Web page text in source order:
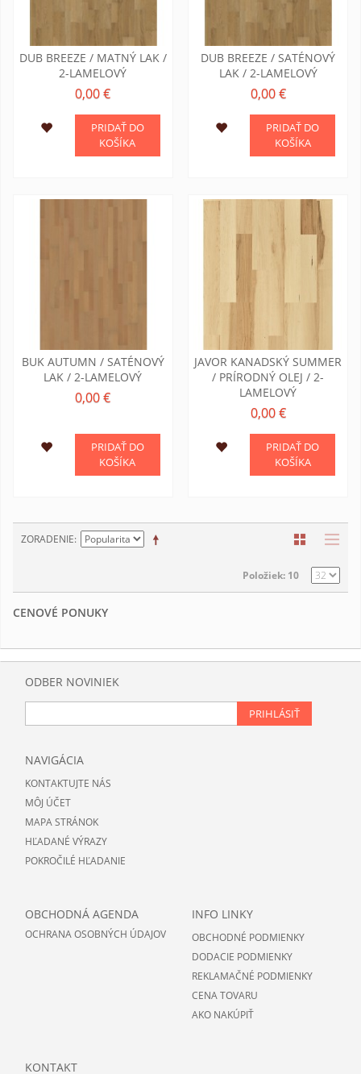
DUB BREEZE / MATNÝ LAK /
2-LAMELOVÝ
0,00 €
PRIDAŤ DO
KOŠÍKA
DUB BREEZE / SATÉNOVÝ
LAK / 2-LAMELOVÝ
0,00 €
PRIDAŤ DO
KOŠÍKA
BUK AUTUMN / SATÉNOVÝ
LAK / 2-LAMELOVÝ
0,00 €
PRIDAŤ DO
KOŠÍKA
JAVOR KANADSKÝ SUMMER
/ PRÍRODNÝ OLEJ / 2-
LAMELOVÝ
0,00 €
PRIDAŤ DO
KOŠÍKA
ZORADENIE
Položiek: 10
CENOVÉ PONUKY
ODBER NOVINIEK
PRIHLÁSIŤ
NAVIGÁCIA
KONTAKTUJTE NÁS
MÔJ ÚČET
MAPA STRÁNOK
HĽADANÉ VÝRAZY
POKROČILÉ HĽADANIE
OBCHODNÁ AGENDA
OCHRANA OSOBNÝCH ÚDAJOV
INFO LINKY
OBCHODNÉ PODMIENKY
DODACIE PODMIENKY
REKLAMAČNÉ PODMIENKY
CENA TOVARU
AKO NAKÚPIŤ
KONTAKT